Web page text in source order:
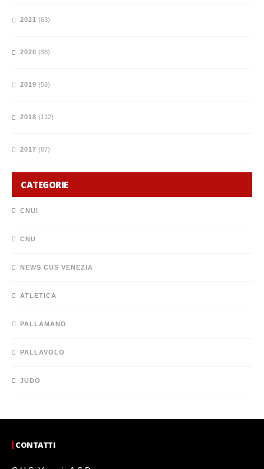
2021 (63)
2020 (38)
2019 (58)
2018 (112)
2017 (87)
CATEGORIE
CNUI
CNU
NEWS CUS VENEZIA
ATLETICA
PALLAMANO
PALLAVOLO
JUDO
CONTATTI